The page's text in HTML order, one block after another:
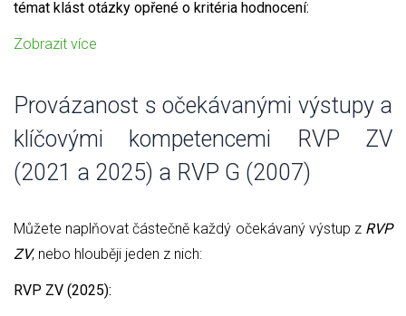
témat klást otázky opřené o kritéria hodnocení:
Zobrazit více
Provázanost s očekávanými výstupy a
klíčovými kompetencemi RVP ZV
(2021 a 2025) a RVP G (2007)
Můžete naplňovat částečně každý očekávaný výstup z RVP
ZV, nebo hlouběji jeden z nich:
RVP ZV (2025):